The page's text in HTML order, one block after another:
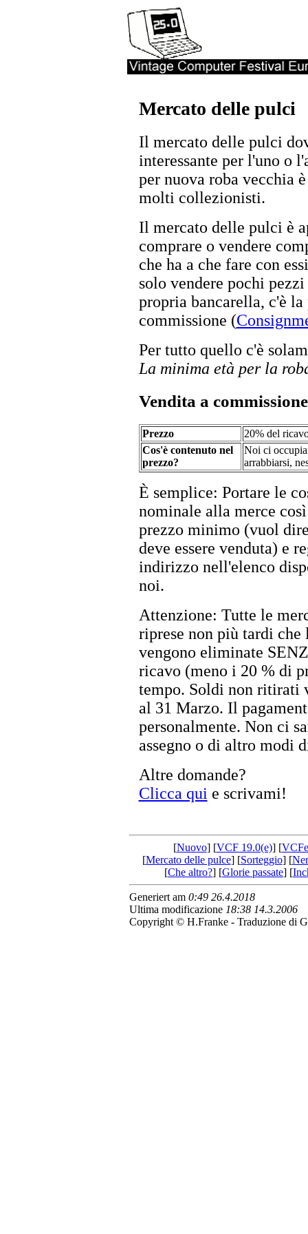
Mercato delle pulci
Il mercato delle pulci
interessante per l'uno o
per nuova roba vecchia
molti collezionisti.
Il mercato delle pulci è
comprare o vendere
che ha a che fare con
solo vendere pochi
propria bancarella, c'è
commissione (
Per tutto quello c'è
La minima età per la
Vendita a
Prezzo
20% del
Cos'è contenuto nel
prezzo?
Noi ci
arrabbiarsi,
È semplice: Portare le
nominale alla merce
prezzo minimo (vuol
deve essere venduta) e
indirizzo nell'elenco
noi.
Attenzione: Tutte le
riprese non più tardi
vengono eliminate
ricavo (meno i 20 % di
tempo. Soldi non ritirati
al 31 Marzo. Il
personalmente. Non ci
assegno o di altro modi
Altre domande?
Clicca qui e scrivami!
[Nuovo] [VCF 19.0(e)] [
[Mercato delle pulce] [Sorteggio] [
[Che altro?] [Glorie passate] [
Generiert am 0:49 26.4.2018
Ultima modificazione 18:38 14.3.2006
Copyright © H.Franke - Traduzione di